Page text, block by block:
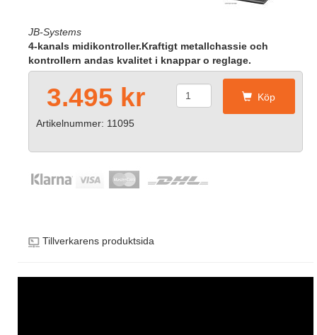
JB-Systems
4-kanals midikontroller.Kraftigt metallchassie och
kontrollern andas kvalitet i knappar o reglage.
3.495 kr Köp
Artikelnummer: 11095
Tillverkarens produktsida